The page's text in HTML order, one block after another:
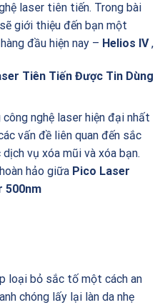
laser tiên tiến. Trong bài
giới thiệu đến bạn một
đầu hiện nay – Helios IV,
Tiên Tiến Được Tin Dùng
nghệ laser hiện đại nhất
vấn đề liên quan đến sắc
vụ xóa mũi và xóa bạn.
hảo giữa Pico Laser
500nm
loại bỏ sắc tố một cách an
chóng lấy lại làn da nhẹ